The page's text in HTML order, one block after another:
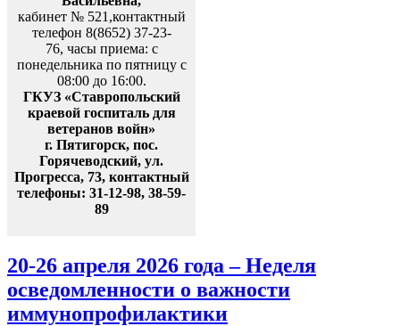
кабинет № 521,контактный
телефон 8(8652) 37-23-
76, часы приема: с
понедельника по пятницу с
08:00 до 16:00.
ГКУЗ «Ставропольский
краевой госпиталь для
ветеранов войн»
г. Пятигорск, пос.
Горячеводский, ул.
Прогресса, 73, контактный
телефоны: 31-12-98, 38-59-
89
20-26 апреля 2026 года – Неделя
осведомленности о важности
иммунопрофилактики